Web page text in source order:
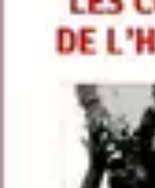
Gestion Cultures
Gestion de Projet Agricole
Pratiques
Gestion Cultures